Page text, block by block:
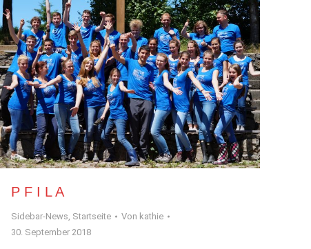
P F I L A
Sidebar-News, Startseite Von kathie
30. September 2018